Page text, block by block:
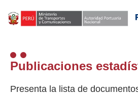
Publicaciones
Presenta la lista de